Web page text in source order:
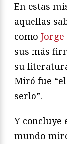
En estas
aquellas
como
sus más
su
Miró fue
serlo”.
Y concluye
mundo